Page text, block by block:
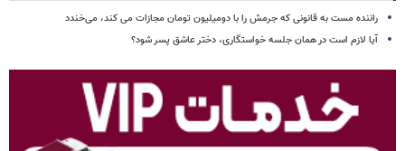
راننده مست به قانونی که جرمش را با دومیلیون تومان مجازات می کند، می‌خندد
آیا لازم است در همان جلسه خواستگاری، دختر عاشق پسر شود؟